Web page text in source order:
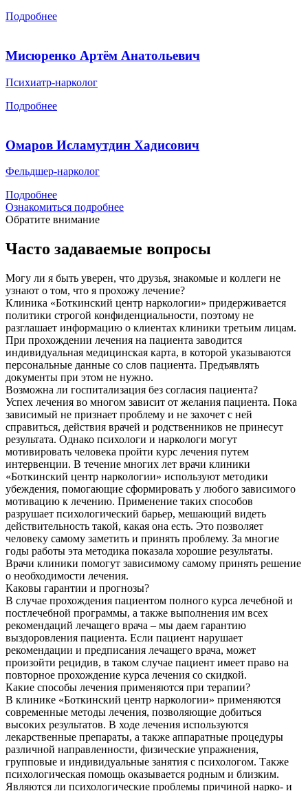
Подробнее
Мисюренко Артём Анатольевич
Психиатр-нарколог
Подробнее
Омаров Исламутдин Хадисович
Фельдшер-нарколог
Подробнее
Ознакомиться подробнее
Обратите внимание
Часто задаваемые вопросы
Могу ли я быть уверен, что друзья, знакомые и коллеги не
узнают о том, что я прохожу лечение?
Клиника «Боткинский центр наркологии» придерживается
политики строгой конфиденциальности, поэтому не
разглашает информацию о клиентах клиники третьим лицам.
При прохождении лечения на пациента заводится
индивидуальная медицинская карта, в которой указываются
персональные данные со слов пациента. Предъявлять
документы при этом не нужно.
Возможна ли госпитализация без согласия пациента?
Успех лечения во многом зависит от желания пациента. Пока
зависимый не признает проблему и не захочет с ней
справиться, действия врачей и родственников не принесут
результата. Однако психологи и наркологи могут
мотивировать человека пройти курс лечения путем
интервенции. В течение многих лет врачи клиники
«Боткинский центр наркологии» используют методики
убеждения, помогающие сформировать у любого зависимого
мотивацию к лечению. Применение таких способов
разрушает психологический барьер, мешающий видеть
действительность такой, какая она есть. Это позволяет
человеку самому заметить и принять проблему. За многие
годы работы эта методика показала хорошие результаты.
Врачи клиники помогут зависимому самому принять решение
о необходимости лечения.
Каковы гарантии и прогнозы?
В случае прохождения пациентом полного курса лечебной и
постлечебной программы, а также выполнения им всех
рекомендаций лечащего врача – мы даем гарантию
выздоровления пациента. Если пациент нарушает
рекомендации и предписания лечащего врача, может
произойти рецидив, в таком случае пациент имеет право на
повторное прохождение курса лечения со скидкой.
Какие способы лечения применяются при терапии?
В клинике «Боткинский центр наркологии» применяются
современные методы лечения, позволяющие добиться
высоких результатов. В ходе лечения используются
лекарственные препараты, а также аппаратные процедуры
различной направленности, физические упражнения,
групповые и индивидуальные занятия с психологом. Также
психологическая помощь оказывается родным и близким.
Являются ли психологические проблемы причиной нарко- и